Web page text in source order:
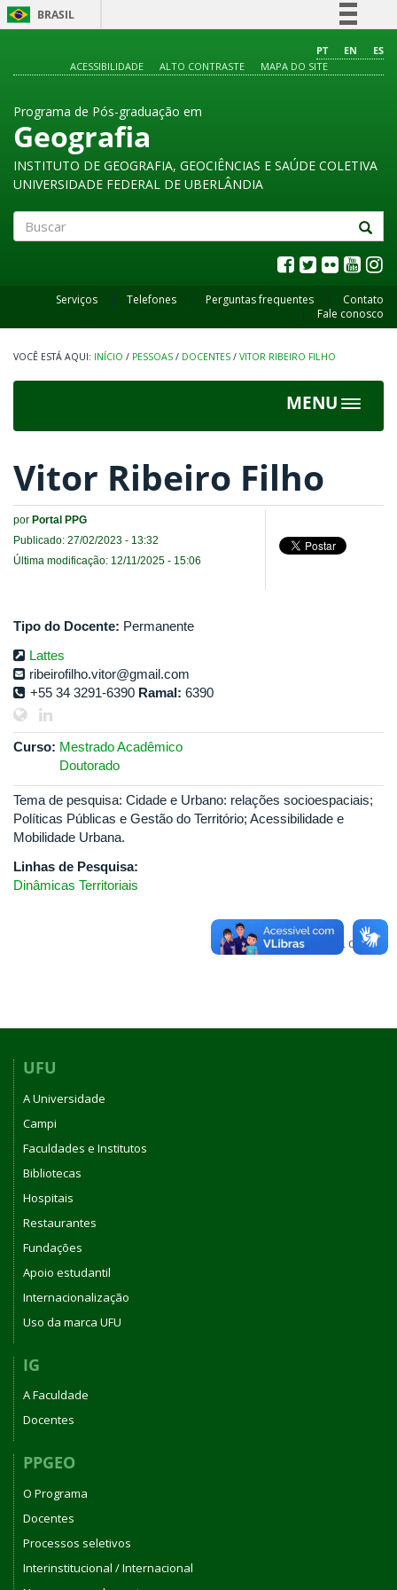
BRASIL
Comunica BR
PT EN
ES
ACESSIBILIDADE
ALTO CONTRASTE MAPA DO SITE
Programa de Pós-graduação em
Geografia
INSTITUTO DE GEOGRAFIA, GEOCIÊNCIAS E SAÚDE COLETIVA
UNIVERSIDADE FEDERAL DE UBERLÂNDIA
Serviços Telefones Perguntas frequentes
Contato
Fale conosco
INÍCIO / PESSOAS / DOCENTES / VITOR RIBEIRO FILHO
MENU
Toggle
Vitor Ribeiro Filho
por Portal PPG
Publicado: 27/02/2023 - 13:32
Última modificação: 12/11/2025 - 15:06
Tipo do Docente: Permanente
Lattes
ribeirofilho.vitor@gmail.com
+55 34 3291-6390 Ramal: 6390
Curso: Mestrado Acadêmico
Doutorado
Tema de pesquisa: Cidade e Urbano: relações socioespaciais;
Políticas Públicas e Gestão do Território; Acessibilidade e
Mobilidade Urbana.
Linhas de Pesquisa:
Dinâmicas Territoriais
Voltar para o topo
UFU
A Universidade
Campi
Faculdades e Institutos
Bibliotecas
Hospitais
Restaurantes
Fundações
Apoio estudantil
Internacionalização
Uso da marca UFU
IG
A Faculdade
Docentes
PPGEO
O Programa
Docentes
Processos seletivos
Interinstitucional / Internacional